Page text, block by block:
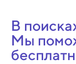
В
Мы